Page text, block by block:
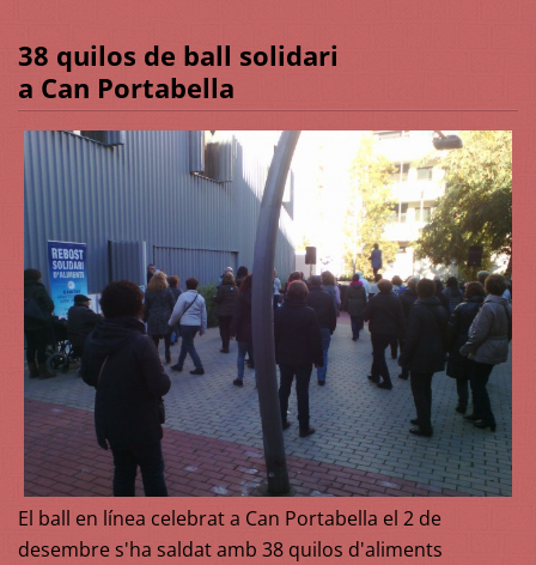
38 quilos de ball solidari
a Can Portabella
El ball en línea celebrat a Can Portabella el 2 de
desembre s'ha saldat amb 38 quilos d'aliments